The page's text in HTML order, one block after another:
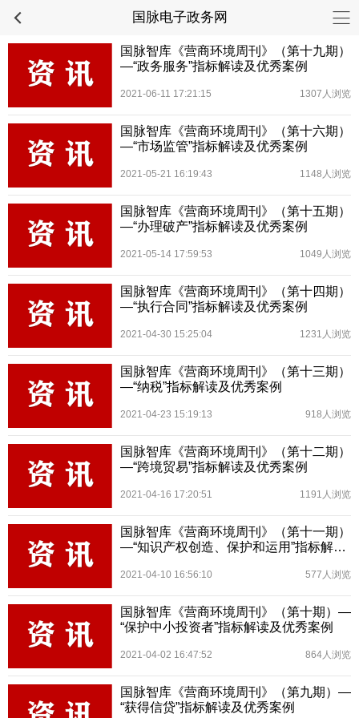
国脉电子政务网
国脉智库《营商环境周刊》（第十九期）
—“政务服务”指标解读及优秀案例
2021-06-11 17:21:15 1307人浏览
国脉智库《营商环境周刊》（第十六期）
—“市场监管”指标解读及优秀案例
2021-05-21 16:19:43 1148人浏览
国脉智库《营商环境周刊》（第十五期）
—“办理破产”指标解读及优秀案例
2021-05-14 17:59:53 1049人浏览
国脉智库《营商环境周刊》（第十四期）
—“执行合同”指标解读及优秀案例
2021-04-30 15:25:04 1231人浏览
国脉智库《营商环境周刊》（第十三期）
—“纳税”指标解读及优秀案例
2021-04-23 15:19:13 918人浏览
国脉智库《营商环境周刊》（第十二期）
—“跨境贸易”指标解读及优秀案例
2021-04-16 17:20:51 1191人浏览
国脉智库《营商环境周刊》（第十一期）
—“知识产权创造、保护和运用”指标解读
2021-04-10 16:56:10 577人浏览
国脉智库《营商环境周刊》（第十期）—
“保护中小投资者”指标解读及优秀案例
2021-04-02 16:47:52 864人浏览
国脉智库《营商环境周刊》（第九期）—
“获得信贷”指标解读及优秀案例